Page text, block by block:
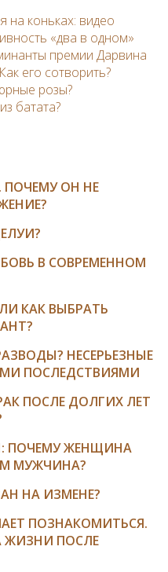
на коньках: видео
«два в одном»
премии Дарвина
его сотворить?
розы?
батата?
ПОЧЕМУ ОН НЕ
В СОВРЕМЕННОМ
КАК ВЫБРАТЬ
НЕСЕРЬЕЗНЫЕ
ПОСЛЕДСТВИЯМИ
ПОСЛЕ ДОЛГИХ ЛЕТ
ПОЧЕМУ ЖЕНЩИНА
МУЖЧИНА?
НА ИЗМЕНЕ?
ПОЗНАКОМИТЬСЯ.
ЖИЗНИ ПОСЛЕ